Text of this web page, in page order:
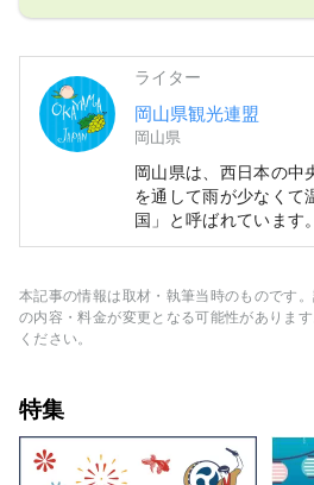
ライター
岡山県観光連盟
岡山県
岡山県は、西日本の中
を通して雨が少なくて
国」と呼ばれています
名観光地めぐりの中間
ります。 また、「フルーツ王国岡山」とも呼
ばれ、瀬戸内の温暖な
三名園の「岡山後楽
た、歴史、文化、アー
ポットもあります！
本記事の情報は取材・執筆当時のものです
の内容・料金が変更となる可能性がありま
ください。
特集